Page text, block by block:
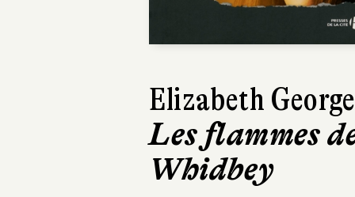
Elizabeth George
Les flammes
Whidbey